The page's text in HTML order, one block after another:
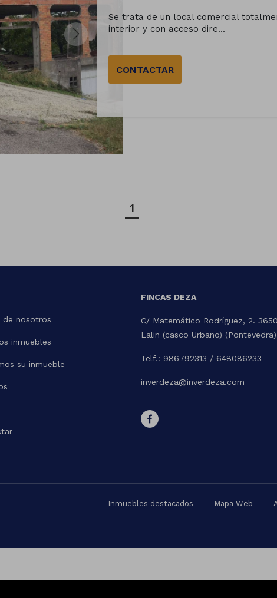
Se trata de un local comercial
interior y con acceso dire...
CONTACTAR
1
de nosotros
inmuebles
su inmueble
FINCAS DEZA
C/ Matemático Rodríguez, 2.
Lalin (casco Urbano) (Pontevedra)
Telf.: 986792313 / 648086233
inverdeza@inverdeza.com
Inmuebles destacados Mapa Web